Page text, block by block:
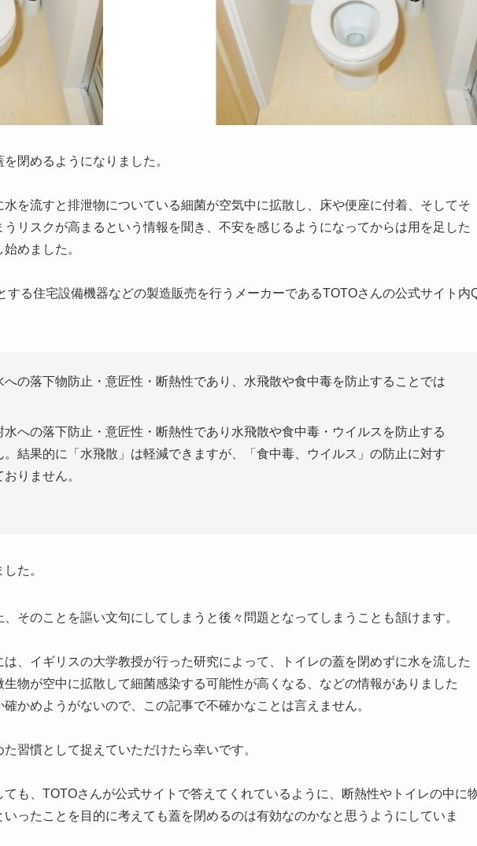
閉めるようになりました。
水を流すと排泄物についている細菌が空気中に拡散し、床や便座に付着、そしてそ
リスクが高まるという情報を聞き、不安を感じるようになってからは用を足した
めました。
する住宅設備機器などの製造販売を行うメーカーであるTOTOさんの公式サイト内
への落下物防止・意匠性・断熱性であり、水飛散や食中毒を防止することでは
水への落下防止・意匠性・断熱性であり水飛散や食中毒・ウイルスを防止する
。結果的に「水飛散」は軽減できますが、「食中毒、ウイルス」の防止に対す
りません。
た。
そのことを謳い文句にしてしまうと後々問題となってしまうことも頷けます。
、イギリスの大学教授が行った研究によって、トイレの蓋を閉めずに水を流した
物が空中に拡散して細菌感染する可能性が高くなる、などの情報がありました
かめようがないので、この記事で不確かなことは言えません。
習慣として捉えていただけたら幸いです。
も、TOTOさんが公式サイトで答えてくれているように、断熱性やトイレの中に
ったことを目的に考えても蓋を閉めるのは有効なのかなと思うようにしていま